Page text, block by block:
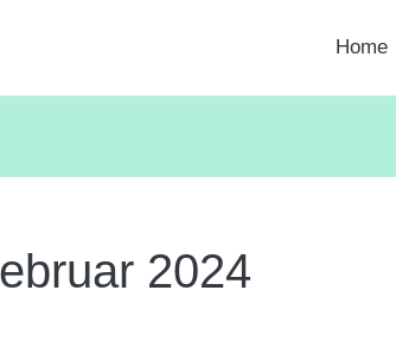
Home
2024